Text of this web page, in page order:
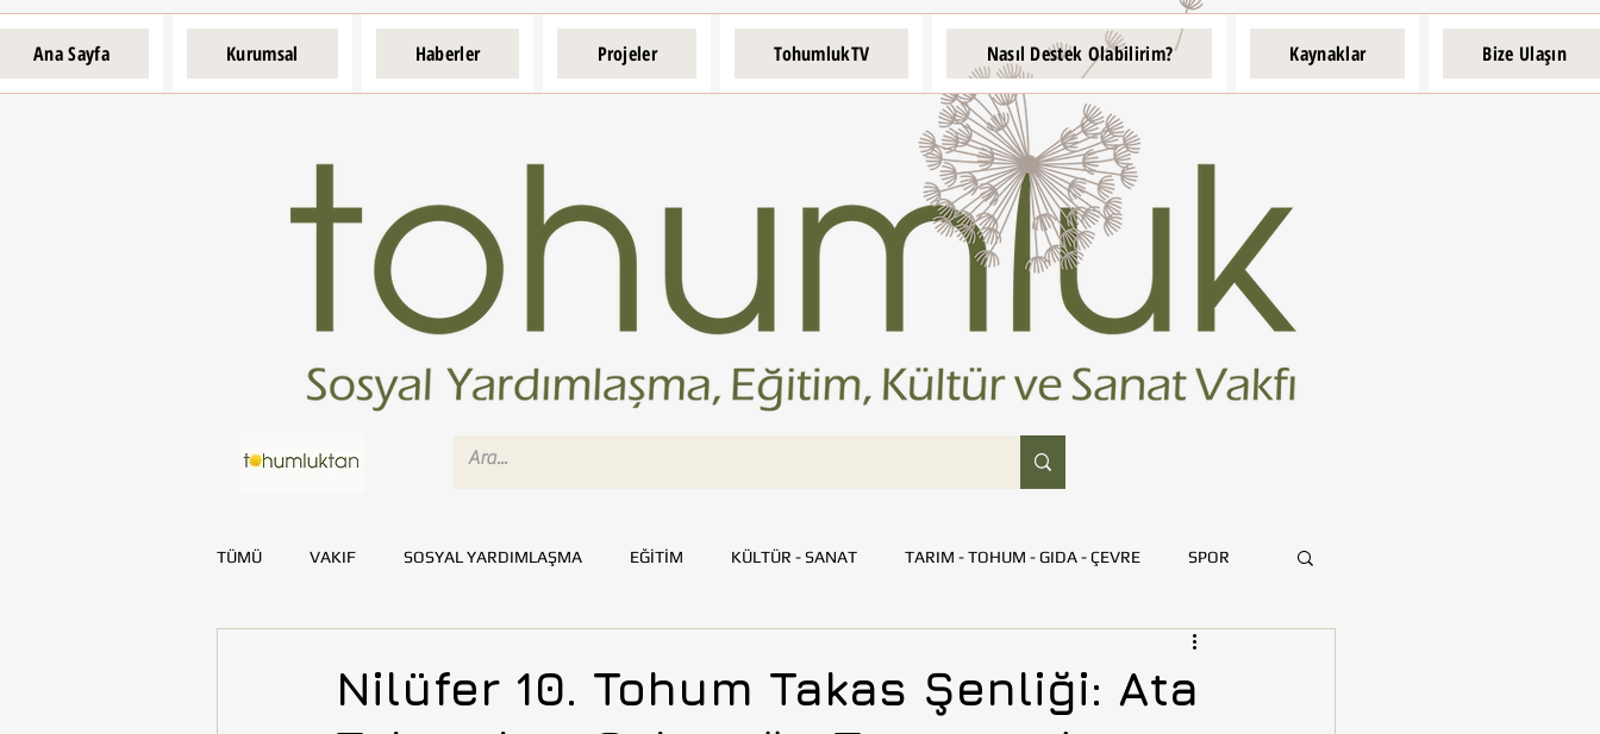
Ana Sayfa Kurumsal Haberler Projeler TohumlukTV Nasıl Destek Olabilirim? Kaynaklar Bize Ulaşın
TÜMÜ VAKIF SOSYAL YARDIMLAŞMA EĞİTİM KÜLTÜR - SANAT TARIM - TOHUM - GIDA - ÇEVRE SPOR
Nilüfer 10. Tohum Takas Şenliği: Ata